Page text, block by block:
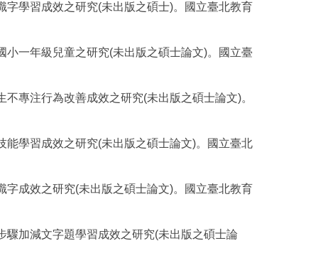
學習成效之研究(未出版之碩士)。國立臺北教育
一年級兒童之研究(未出版之碩士論文)。國立臺
專注行為改善成效之研究(未出版之碩士論文)。
學習成效之研究(未出版之碩士論文)。國立臺北
成效之研究(未出版之碩士論文)。國立臺北教育
加減文字題學習成效之研究(未出版之碩士論